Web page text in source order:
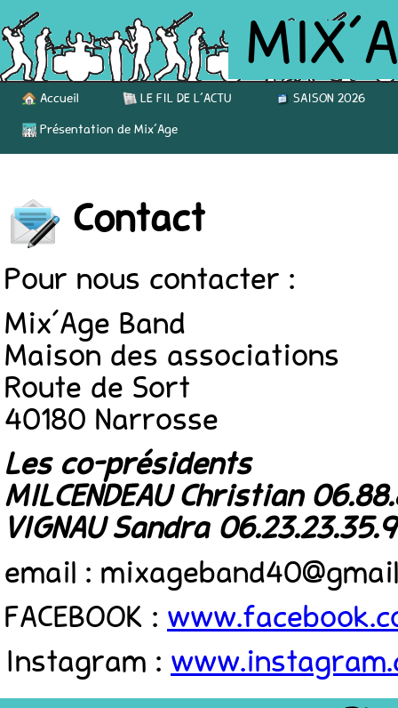
Accueil LE FIL DE L’ACTU SAISON 2026
Présentation de Mix’Age
Contact
Pour nous contacter :
Mix’Age Band
Maison des associations
Route de Sort
40180 Narrosse
Les co-présidents
MILCENDEAU Christian
VIGNAU Sandra
email :
FACEBOOK :
Instagram :